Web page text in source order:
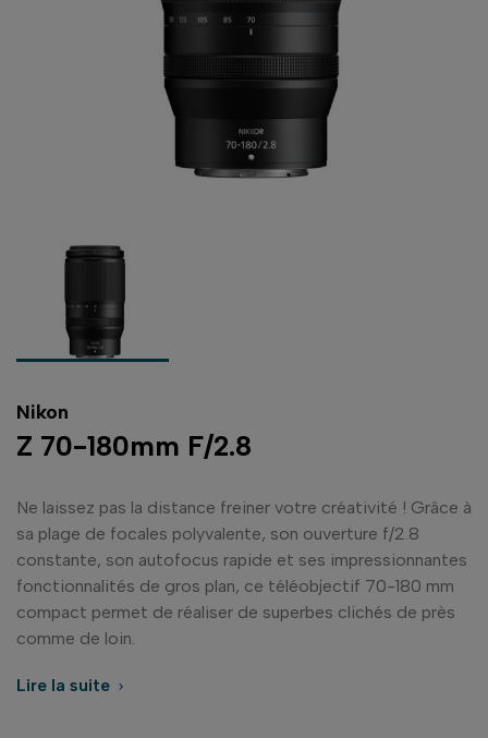
Nikon
Z 70-180mm F/2.8
Ne laissez pas la distance freiner votre créativité ! Grâce à
sa plage de focales polyvalente, son ouverture f/2.8
constante, son autofocus rapide et ses impressionnantes
fonctionnalités de gros plan, ce téléobjectif 70-180 mm
compact permet de réaliser de superbes clichés de près
comme de loin.
Lire la suite 